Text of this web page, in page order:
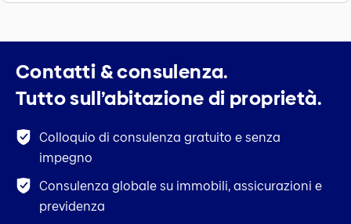
Contatti & consulenza.
Tutto sull’abitazione di proprietà.
Colloquio di consulenza gratuito e senza
impegno
Consulenza globale su immobili, assicurazioni e
previdenza